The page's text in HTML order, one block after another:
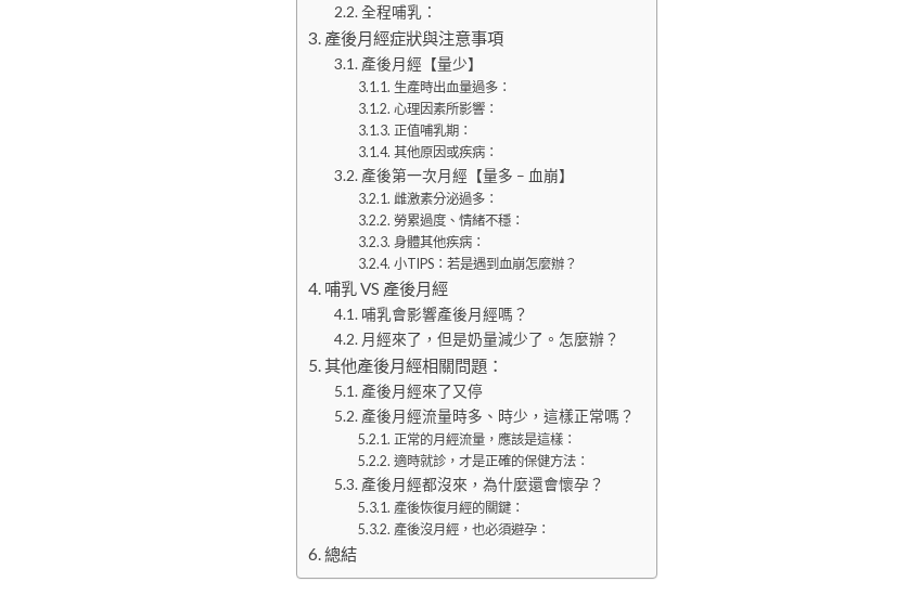
全程哺乳：
產後月經症狀與注意事項
產後月經【量少】
生產時出血量過多：
心理因素所影響：
正值哺乳期：
其他原因或疾病：
產後第一次月經【量多 – 血崩】
雌激素分泌過多：
勞累過度、情緒不穩：
身體其他疾病：
小TIPS：若是遇到血崩怎麼辦？
哺乳 VS 產後月經
哺乳會影響產後月經嗎？
月經來了，但是奶量減少了。怎麼辦？
其他產後月經相關問題：
產後月經來了又停
產後月經流量時多、時少，這樣正常嗎？
正常的月經流量，應該是這樣：
適時就診，才是正確的保健方法：
產後月經都沒來，為什麼還會懷孕？
產後恢復月經的關鍵：
產後沒月經，也必須避孕：
總結